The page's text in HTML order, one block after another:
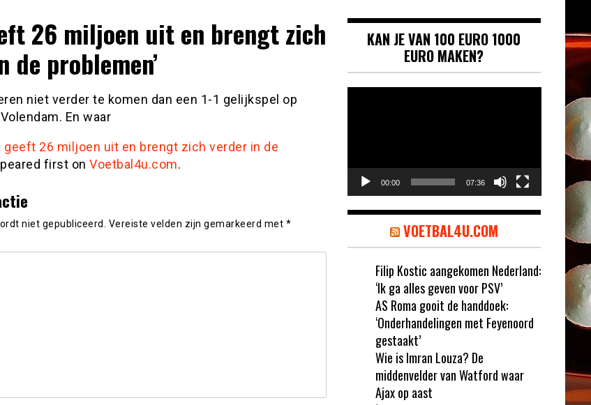
26 miljoen uit en brengt zich
de problemen’
niet verder te komen dan een 1-1 gelijkspel op
En waar
geeft 26 miljoen uit en brengt zich verder in de
first on Voetbal4u.com.
niet gepubliceerd. Vereiste velden zijn gemarkeerd met *
KAN JE VAN 100 EURO 1000
EURO MAKEN?
00:00 07:36
VOETBAL4U.COM
Filip Kostic aangekomen Nederland:
‘Ik ga alles geven voor PSV’
AS Roma gooit de handdoek:
‘Onderhandelingen met Feyenoord
gestaakt’
Wie is Imran Louza? De
middenvelder van Watford waar
Ajax op aast